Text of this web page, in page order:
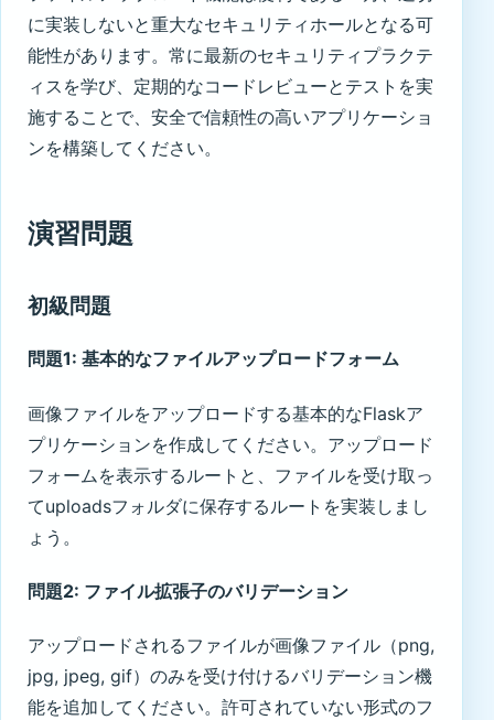
に実装しないと重大なセキュリティホールとなる可
能性があります。常に最新のセキュリティプラクテ
ィスを学び、定期的なコードレビューとテストを実
施することで、安全で信頼性の高いアプリケーショ
ンを構築してください。
演習問題
初級問題
問題1: 基本的なファイルアップロードフォーム
画像ファイルをアップロードする基本的なFlaskア
プリケーションを作成してください。アップロード
フォームを表示するルートと、ファイルを受け取っ
てuploadsフォルダに保存するルートを実装しまし
ょう。
問題2: ファイル拡張子のバリデーション
アップロードされるファイルが画像ファイル（png,
jpg, jpeg, gif）のみを受け付けるバリデーション機
能を追加してください。許可されていない形式のフ